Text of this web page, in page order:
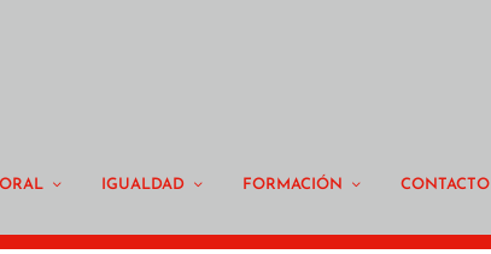
IGUALDAD FORMACIÓN CONTACTO